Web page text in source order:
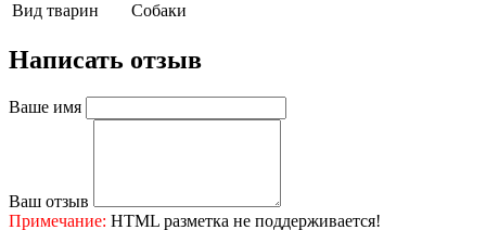
Вид тварин
Собаки
Написать отзыв
Ваше имя
Ваш отзыв
Примечание: HTML разметка не поддерживается!